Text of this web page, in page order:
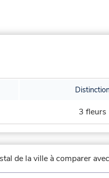
3 fleurs
de la ville à comparer